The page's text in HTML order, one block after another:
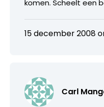
komen. Scheelt een
15 december 2008
Carl